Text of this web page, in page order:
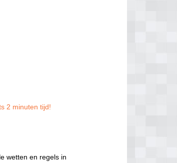
2 minuten tijd!
wetten en regels in